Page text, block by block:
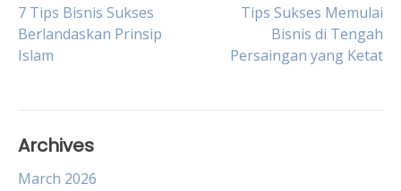
Post
navigation
7 Tips Bisnis Sukses
Berlandaskan Prinsip
Islam
Tips Sukses Memulai
Bisnis di Tengah
Persaingan yang Ketat
Archives
March 2026